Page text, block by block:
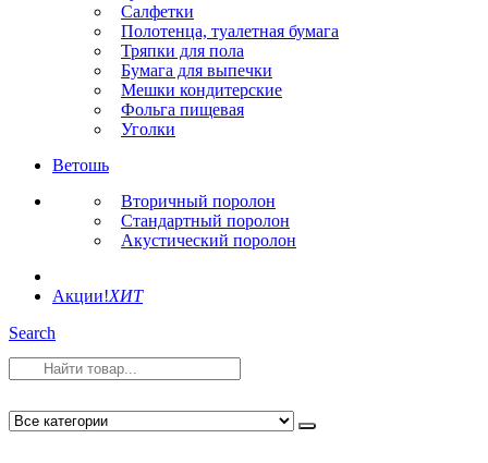
Салфетки
Полотенца, туалетная бумага
Тряпки для пола
Бумага для выпечки
Мешки кондитерские
Фольга пищевая
Уголки
Ветошь
Вторичный поролон
Стандартный поролон
Акустический поролон
Акции!ХИТ
Search